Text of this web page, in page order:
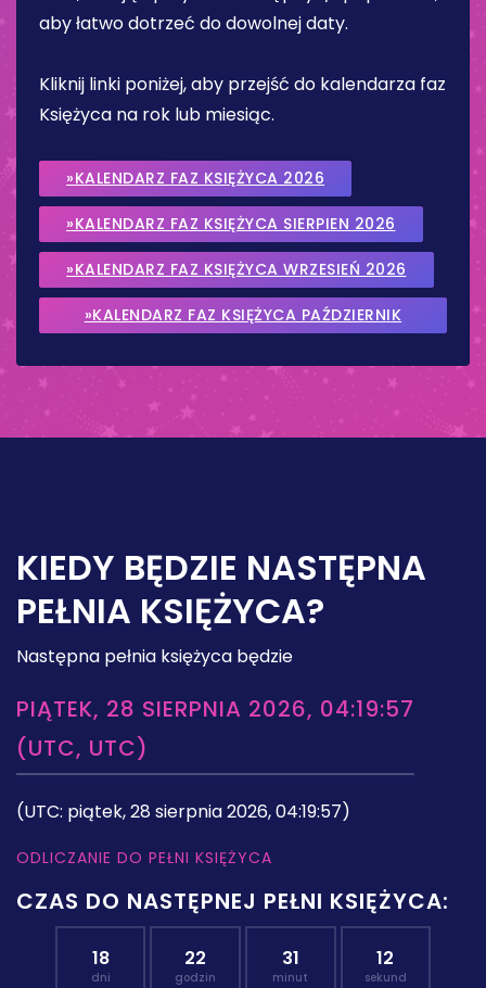
aby łatwo dotrzeć do dowolnej daty.
Kliknij linki poniżej, aby przejść do kalendarza faz
Księżyca na rok lub miesiąc.
»KALENDARZ FAZ KSIĘŻYCA 2026
»KALENDARZ FAZ KSIĘŻYCA SIERPIEN 2026
»KALENDARZ FAZ KSIĘŻYCA WRZESIEŃ 2026
»KALENDARZ FAZ KSIĘŻYCA PAŹDZIERNIK
KIEDY BĘDZIE NASTĘPNA
PEŁNIA KSIĘŻYCA?
Następna pełnia księżyca będzie
PIĄTEK, 28 SIERPNIA 2026, 04:19:57
(UTC, UTC)
(UTC: piątek, 28 sierpnia 2026, 04:19:57)
ODLICZANIE DO PEŁNI KSIĘŻYCA
CZAS DO NASTĘPNEJ PEŁNI KSIĘŻYCA:
18
dni
22
godzin
31
minut
11
sekund